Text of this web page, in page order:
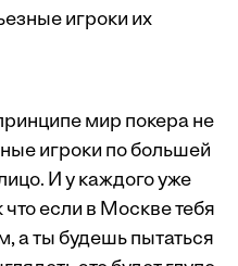
игроки их
мир покера не
игроки по большей
И у каждого уже
если в Москве тебя
а ты будешь пытаться